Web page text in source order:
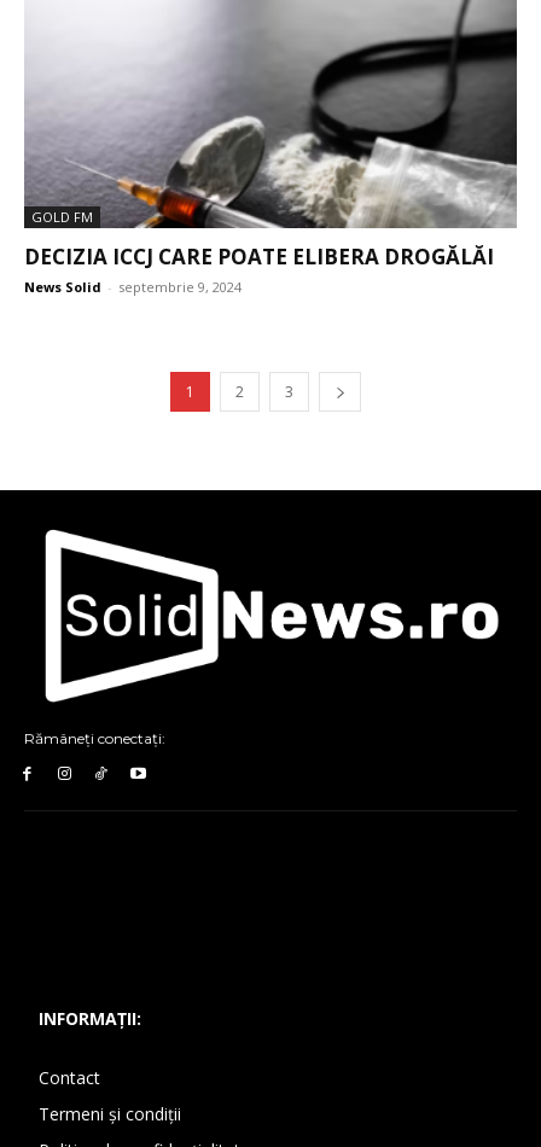
GOLD FM
DECIZIA ICCJ CARE POATE ELIBERA DROGĂLĂI
News Solid - septembrie 9, 2024
1 2 3
Rămâneți conectați:
INFORMAȚII:
Contact
Termeni și condiții